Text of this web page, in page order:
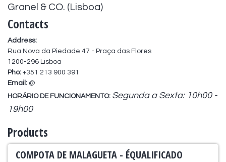
Granel & CO. (Lisboa)
Contacts
Address:
Rua Nova da Piedade 47 - Praça das Flores
1200-296 Lisboa
Pho: +351 213 900 391
Email: @
HORÁRIO DE FUNCIONAMENTO: Segunda a Sexta: 10h00 -
19h00
Products
COMPOTA DE MALAGUETA - ÉQUALIFICADO